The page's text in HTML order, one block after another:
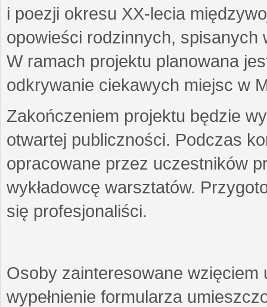
i poezji okresu XX-lecia
opowieści rodzinnych,
W ramach projektu planowana
odkrywanie ciekawych miejsc w
Zakończeniem projektu będzie
otwartej publiczności. Podczas
opracowane przez uczestników
wykładowcę warsztatów.
się profesjonaliści.
Osoby zainteresowane wzięciem
wypełnienie formularza